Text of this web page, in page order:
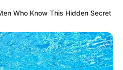
Who Know This Hidden Secret